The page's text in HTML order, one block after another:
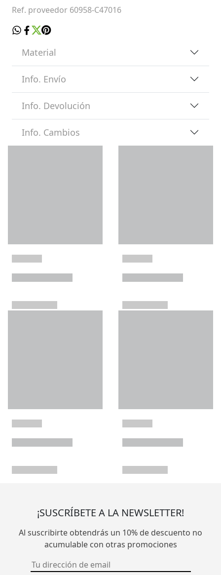
Ref. proveedor 60958-C47016
Material
Info. Envío
Info. Devolución
Info. Cambios
¡SUSCRÍBETE A LA NEWSLETTER!
Al suscribirte obtendrás un 10% de descuento no
acumulable con otras promociones